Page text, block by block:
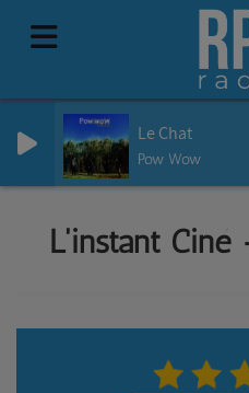
Le Chat
Pow Wow
L'instant Ciné